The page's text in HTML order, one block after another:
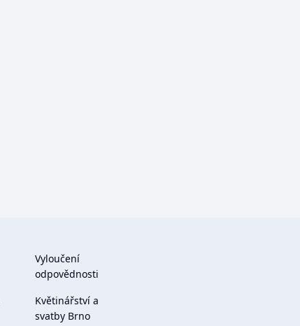
Vyloučení
odpovědnosti
Květinářství a
svatby Brno